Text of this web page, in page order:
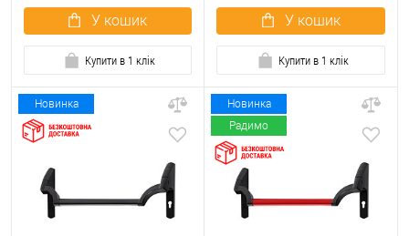
У кошик
Купити в 1 клік
У кошик
Купити в 1 клік
Новинка
Новинка
Радимо